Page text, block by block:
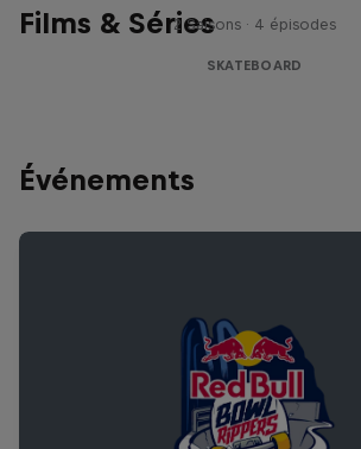
Films & Séries2 Saisons · 4 épisodes
SKATEBOARD
Événements